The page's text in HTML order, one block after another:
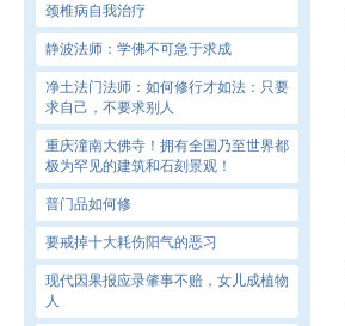
颈椎病自我治疗
静波法师：学佛不可急于求成
净土法门法师：如何修行才如法：只要
求自己，不要求别人
重庆潼南大佛寺！拥有全国乃至世界都
极为罕见的建筑和石刻景观！
普门品如何修
要戒掉十大耗伤阳气的恶习
现代因果报应录肇事不赔，女儿成植物
人